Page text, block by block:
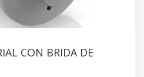
CON BRIDA DE